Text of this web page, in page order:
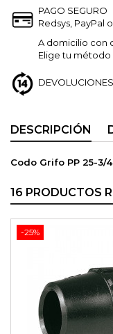
PAGO SEGURO
Redsys, PayPal
A domicilio con
Elige tu método
DESCRIPCIÓN
Codo Grifo PP 25-3/
16 PRODUCTOS
-25%